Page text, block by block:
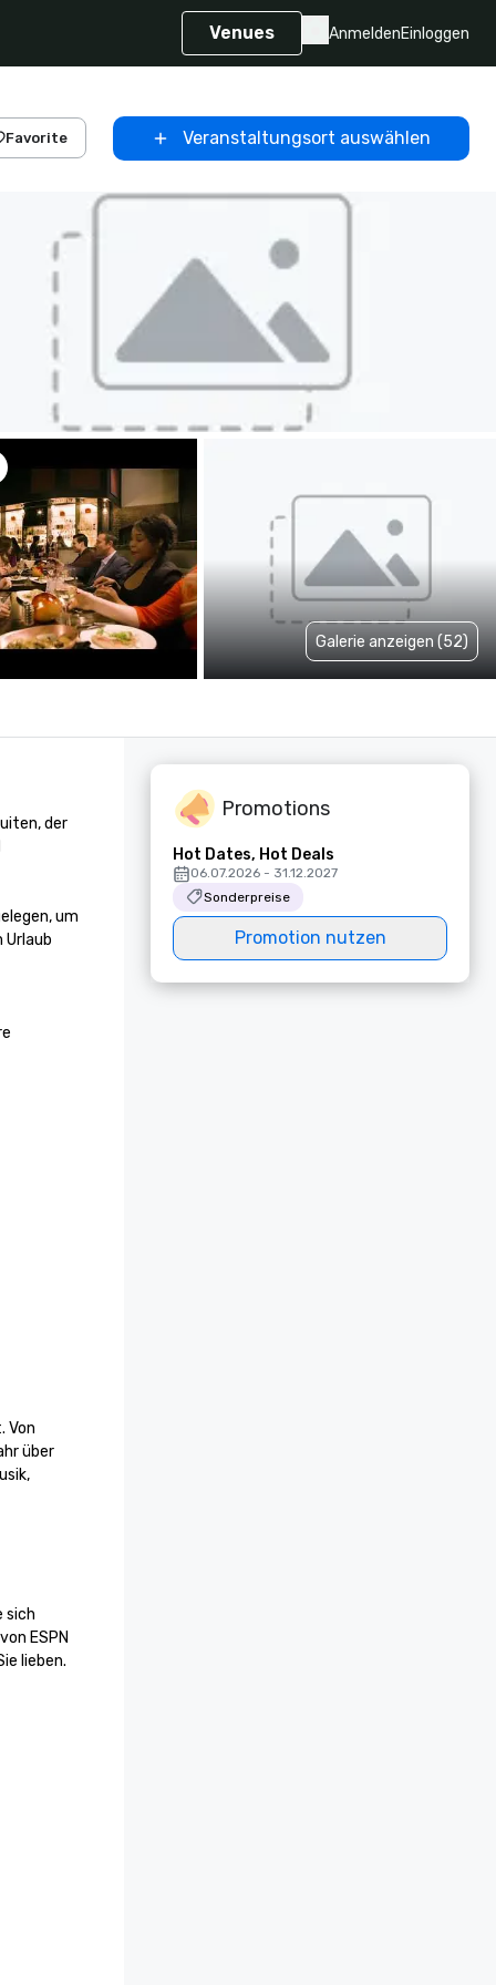
Venues AnmeldenEinloggen
Favorite Veranstaltungsort auswählen
Galerie anzeigen (52)
der
um
Urlaub
Von
über
sich
ESPN
lieben.
Promotions
Hot Dates, Hot Deals
06.07.2026 - 31.12.2027
Sonderpreise
Promotion nutzen